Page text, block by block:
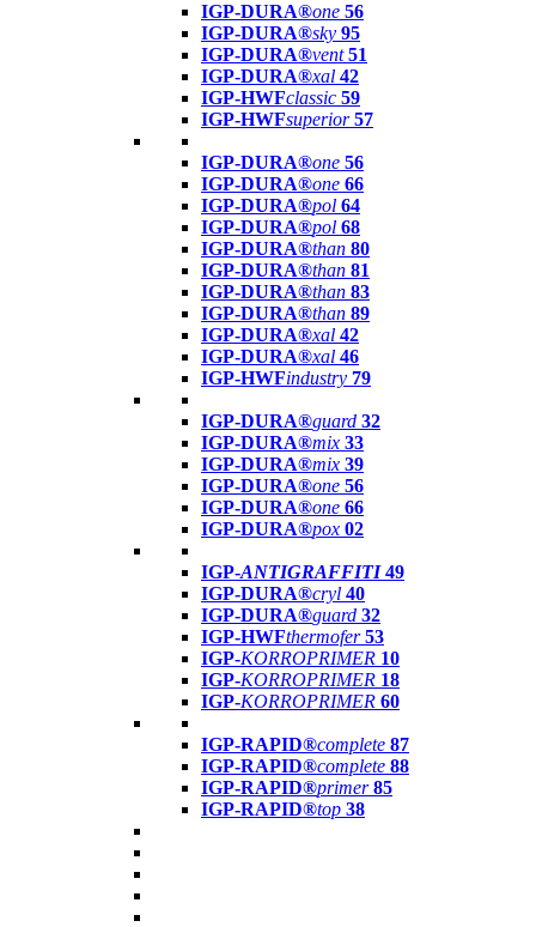
IGP-DURA®one 56
IGP-DURA®sky 95
IGP-DURA®vent 51
IGP-DURA®xal 42
IGP-HWFclassic 59
IGP-HWFsuperior 57
IGP-DURA®one 56
IGP-DURA®one 66
IGP-DURA®pol 64
IGP-DURA®pol 68
IGP-DURA®than 80
IGP-DURA®than 81
IGP-DURA®than 83
IGP-DURA®than 89
IGP-DURA®xal 42
IGP-DURA®xal 46
IGP-HWFindustry 79
IGP-DURA®guard 32
IGP-DURA®mix 33
IGP-DURA®mix 39
IGP-DURA®one 56
IGP-DURA®one 66
IGP-DURA®pox 02
IGP-ANTIGRAFFITI49
IGP-DURA®cryl 40
IGP-DURA®guard 32
IGP-HWFthermofer 53
IGP-KORROPRIMER 10
IGP-KORROPRIMER 18
IGP-KORROPRIMER 60
IGP-RAPID®complete 87
IGP-RAPID®complete 88
IGP-RAPID®primer 85
IGP-RAPID®top 38